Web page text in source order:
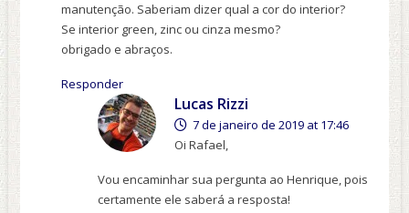
manutenção. Saberiam dizer qual a cor do interior?
Se interior green, zinc ou cinza mesmo?
obrigado e abraços.
Responder
Lucas Rizzi
7 de janeiro de 2019 at 17:46
Oi Rafael,
Vou encaminhar sua pergunta ao Henrique, pois
certamente ele saberá a resposta!